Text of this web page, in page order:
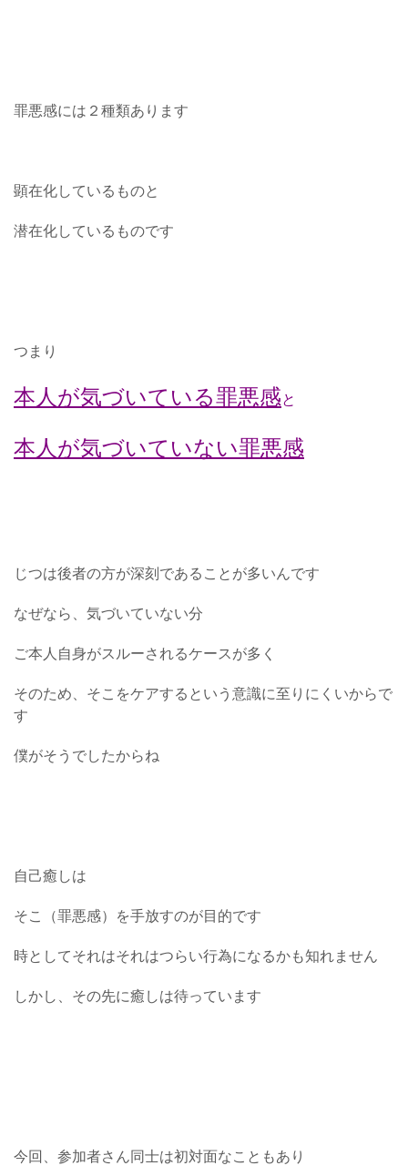
罪悪感には２種類あります
顕在化しているものと
潜在化しているものです
つまり
本人が気づいている罪悪感と
本人が気づいていない罪悪感
じつは後者の方が深刻であることが多いんです
なぜなら、気づいていない分
ご本人自身がスルーされるケースが多く
そのため、そこをケアするという意識に至りにくいからで
す
僕がそうでしたからね
自己癒しは
そこ（罪悪感）を手放すのが目的です
時としてそれはそれはつらい行為になるかも知れません
しかし、その先に癒しは待っています
今回、参加者さん同士は初対面なこともあり